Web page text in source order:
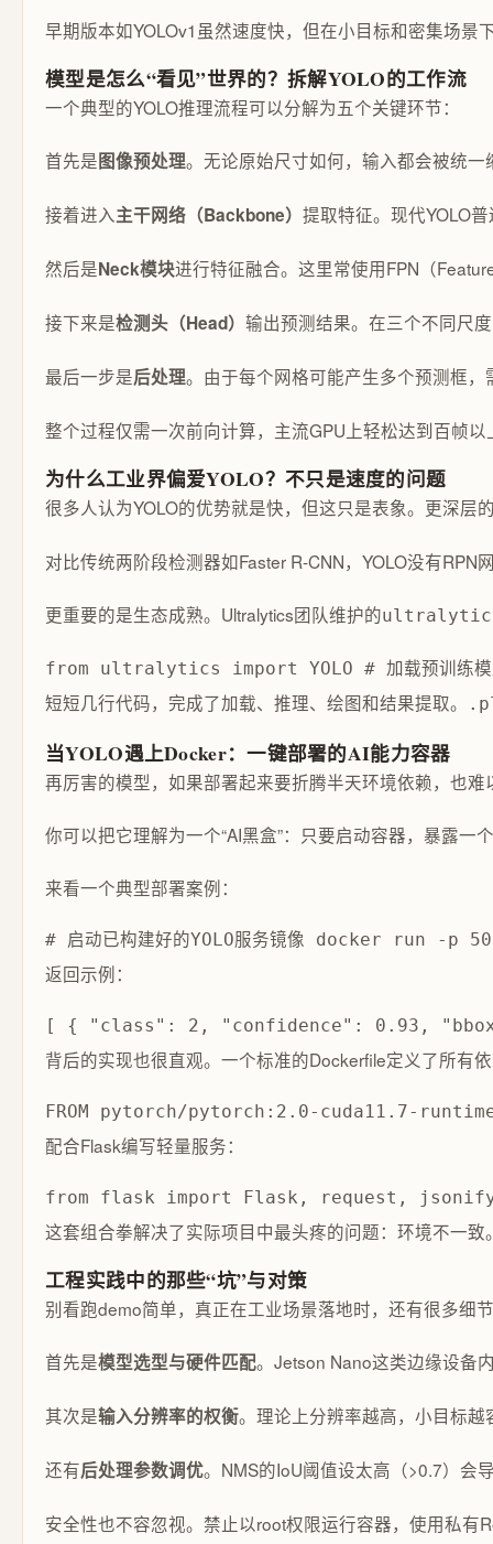
早期版本如YOLOv1虽然速度快，但在小目标和密集场
模型是怎么“看见”世界的？拆解YOLO的工作流
一个典型的YOLO推理流程可以分解为五个关键环节：
首先是图像预处理。无论原始尺寸如何，输入都会被统
接着进入主干网络（Backbone） 提取特征。现代YOLO
然后是Neck模块进行特征融合。这里常使用FPN（
接下来是检测头（Head） 输出预测结果。在三个不同尺
最后一步是后处理。由于每个网格可能产生多个预测框
整个过程仅需一次前向计算，主流GPU上轻松达到百帧
为什么工业界偏爱YOLO？不只是速度的问题
很多人认为YOLO的优势就是快，但这只是表象。更深层
对比传统两阶段检测器如Faster R-CNN，YOLO没有
更重要的是生态成熟。Ultralytics团队维护的
from ultralytics import YOLO # 加载预训
短短几行代码，完成了加载、推理、绘图和结果提取。
当YOLO遇上Docker：一键部署的AI能力容器
再厉害的模型，如果部署起来要折腾半天环境依赖，也
你可以把它理解为一个“AI黑盒”：只要启动容器，暴露
来看一个典型部署案例：
# 启动已构建好的YOLO服务镜像 docker
返回示例：
[ { "class": 2, "confidence": 0.93,
背后的实现也很直观。一个标准的Dockerfile定义了所有
FROM pytorch/pytorch:2.0-cuda11.7-
配合Flask编写轻量服务：
from flask import Flask, request,
这套组合拳解决了实际项目中最头疼的问题：环境不一
工程实践中的那些“坑”与对策
别看跑demo简单，真正在工业场景落地时，还有很多细
首先是模型选型与硬件匹配。Jetson Nano这类边缘设备
其次是输入分辨率的权衡。理论上分辨率越高，小目标
还有后处理参数调优。NMS的IoU阈值设太高（>0.7）会
安全性也不容忽视。禁止以root权限运行容器，使用私